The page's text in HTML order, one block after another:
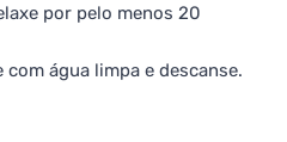
por pelo menos 20
água limpa e descanse.